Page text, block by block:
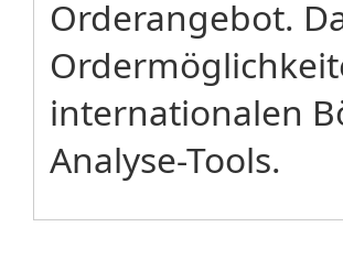
Orderangebot.
internationalen
Analyse-Tools.